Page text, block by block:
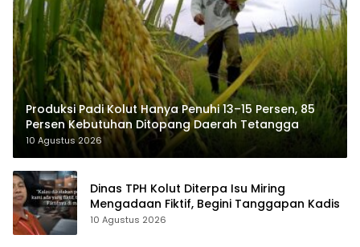
Produksi Padi Kolut Hanya Penuhi 13–15 Persen, 85
Persen Kebutuhan Ditopang Daerah Tetangga
10 Agustus 2026
Dinas TPH Kolut Diterpa Isu Miring
Mengadaan Fiktif, Begini Tanggapan Kadis
10 Agustus 2026